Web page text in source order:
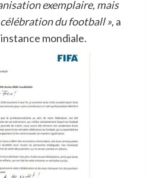
exemplaire, mais
du football », a
mondiale.